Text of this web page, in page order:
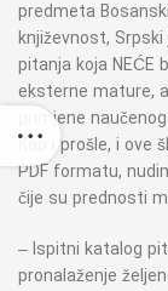
predmeta
književnost,
pitanja koja NEĆE
eksterne mature,
primjene
Kao i prošle, i ove
PDF formatu,
čije su prednosti
– Ispitni katalog
pronalaženje